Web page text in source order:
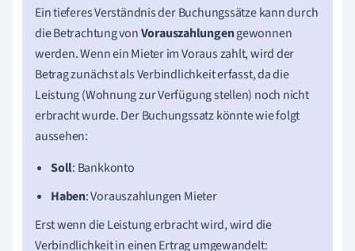
Ein tieferes Verständnis der Buchungssätze kann durch
die Betrachtung vonVorauszahlungengewonnen
werden. Wenn ein Mieter im Voraus zahlt, wird der
Betrag zunächst als Verbindlichkeit erfasst, da die
Leistung (Wohnung zur Verfügung stellen) noch nicht
erbracht wurde. Der Buchungssatz könnte wie folgt
aussehen:
Soll: Bankkonto
Haben: Vorauszahlungen Mieter
Erst wenn die Leistung erbracht wird, wird die
Verbindlichkeit in einen Ertrag umgewandelt: